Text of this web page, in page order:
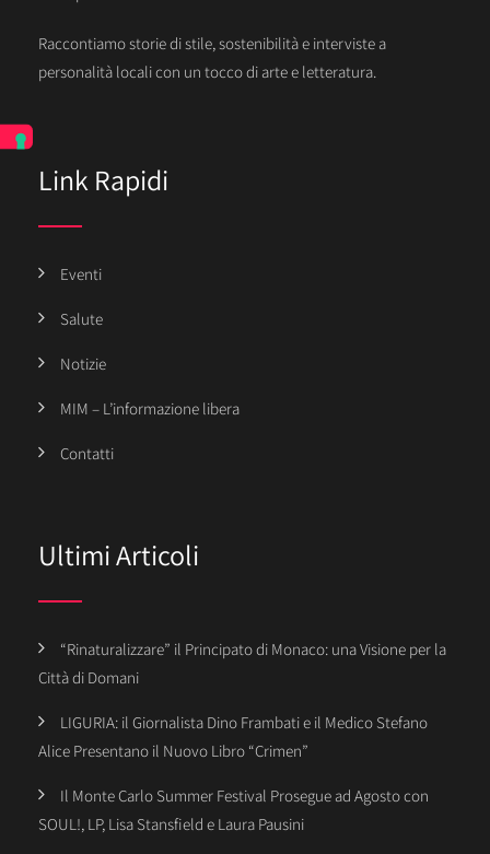
Raccontiamo storie di stile, sostenibilità e interviste a
personalità locali con un tocco di arte e letteratura.
Link Rapidi
Eventi
Salute
Notizie
MIM – L’informazione libera
Contatti
Ultimi Articoli
“Rinaturalizzare” il Principato di Monaco: una Visione per la
Città di Domani
LIGURIA: il Giornalista Dino Frambati e il Medico Stefano
Alice Presentano il Nuovo Libro “Crimen”
Il Monte Carlo Summer Festival Prosegue ad Agosto con
SOUL!, LP, Lisa Stansfield e Laura Pausini